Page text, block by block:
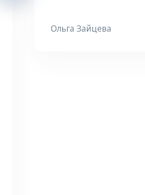
Ольга Зайцева